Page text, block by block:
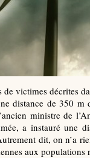
victimes décrites
distance de 350 m
ministre de
a instauré une
dit, on n’a
aux